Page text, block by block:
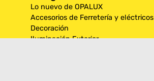
Lo nuevo de OPALUX
Accesorios de Ferretería y eléctricos
Decoración
Iluminación Exterior